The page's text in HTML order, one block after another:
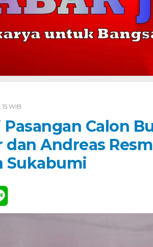
WIB
Pasangan Calon
dan Andreas
Sukabumi